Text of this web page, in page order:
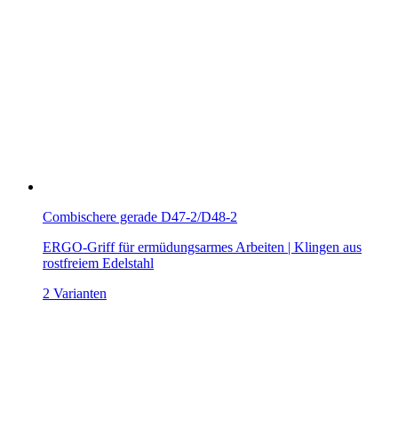
Combischere gerade D47-2/D48-2
ERGO-Griff für ermüdungsarmes Arbeiten | Klingen aus
rostfreiem Edelstahl
2 Varianten